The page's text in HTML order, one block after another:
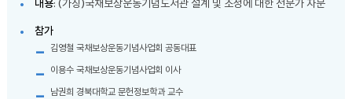
내용: (가칭)국채보상운동기념도서관 설계 및 조성에 대한 전문가 자문
참가
김영철 국채보상운동기념사업회 공동대표
이용수 국채보상운동기념사업회 이사
남권희 경북대학교 문헌정보학과 교수